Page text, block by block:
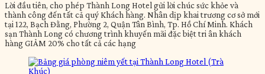
Lời đầu tiên, cho phép Thành Long Hotel gửi lời chúc sức khỏe và
thành công đến tất cả quý Khách hàng. Nhân dịp khai trương cơ sở mới
tại 122, Bạch Đằng, Phường 2, Quận Tân Bình, Tp. Hồ Chí Minh. Khách
sạn Thành Long có chương trình khuyến mãi đặc biệt tri ân khách
hàng GIẢM 20% cho tất cả các hạng